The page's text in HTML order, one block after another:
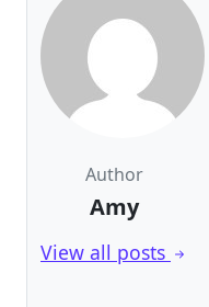
Author
Amy
View all posts